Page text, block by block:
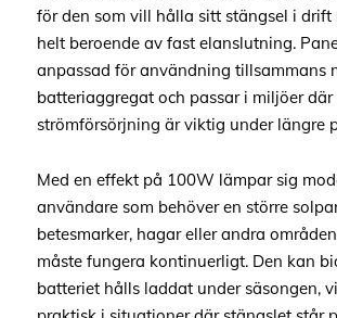
för den som vill hålla sitt stängsel i
helt beroende av fast elanslutning.
anpassad för användning tillsammans
batteriaggregat och passar i miljöer där
strömförsörjning är viktig under längre
Med en effekt på 100W lämpar sig
användare som behöver en större
betesmarker, hagar eller andra
måste fungera kontinuerligt. Den kan
batteriet hålls laddat under säsongen,